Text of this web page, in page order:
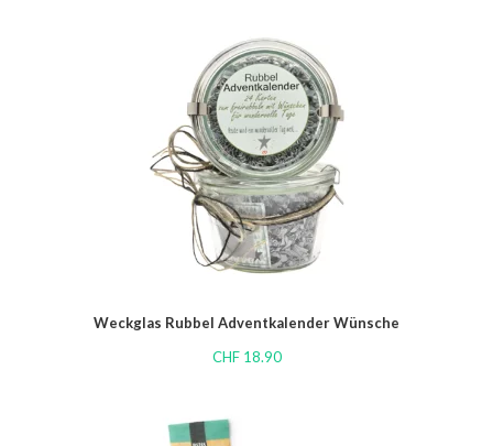
Weckglas Rubbel Adventkalender Wünsche
CHF18.90